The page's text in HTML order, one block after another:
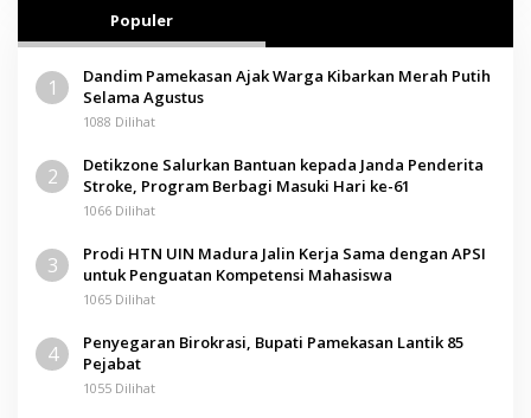
Populer
1
Dandim Pamekasan Ajak Warga Kibarkan Merah Putih
Selama Agustus
1088 Dilihat
2
Detikzone Salurkan Bantuan kepada Janda Penderita
Stroke, Program Berbagi Masuki Hari ke-61
1066 Dilihat
3
Prodi HTN UIN Madura Jalin Kerja Sama dengan APSI
untuk Penguatan Kompetensi Mahasiswa
1065 Dilihat
4
Penyegaran Birokrasi, Bupati Pamekasan Lantik 85
Pejabat
1055 Dilihat